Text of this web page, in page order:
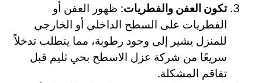
تكون العفن والفطريات: ظهور العفن أو
الفطريات على السطح الداخلي أو الخارجي
للمنزل يشير إلى وجود رطوبة، مما يتطلب تدخلاً
سريعًا من شركة عزل الاسطح بحي ثليم قبل
تفاقم المشكلة.